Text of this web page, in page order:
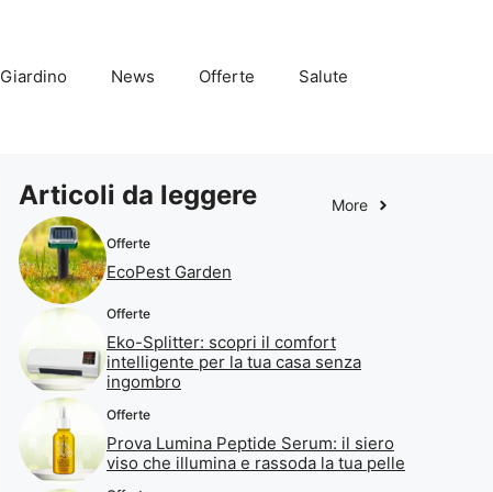
Giardino News Offerte Salute
Articoli da leggere More
Offerte
EcoPest Garden
Offerte
Eko-Splitter: scopri il comfort
intelligente per la tua casa senza
ingombro
Offerte
Prova Lumina Peptide Serum: il siero
viso che illumina e rassoda la tua pelle